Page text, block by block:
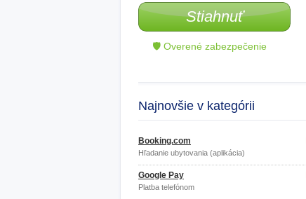
Stiahnuť
🛡 Overené zabezpečenie
Najnovšie v kategórii
Booking.com
Hľadanie ubytovania (aplikácia)
Google Pay
Platba telefónom